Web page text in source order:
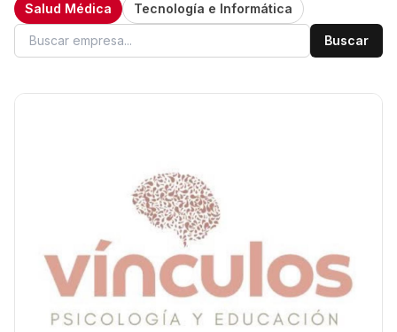
Salud Médica
Tecnología e Informática
Buscar